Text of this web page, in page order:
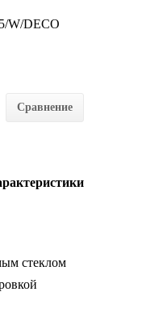
W/DECO
Сравнение
стеклом